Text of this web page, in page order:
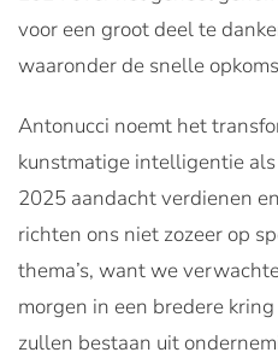
voor een groot deel te
waaronder de snelle
Antonucci noemt het
kunstmatige intelligentie
2025 aandacht verdienen
richten ons niet zozeer op
thema’s, want we
morgen in een bredere
zullen bestaan uit